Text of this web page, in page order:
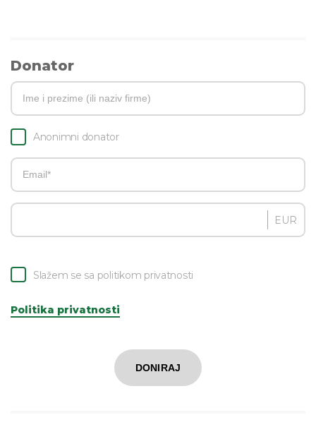
Donator
Anonimni donator
EUR
Slažem se sa politikom privatnosti
Politika privatnosti
DONIRAJ